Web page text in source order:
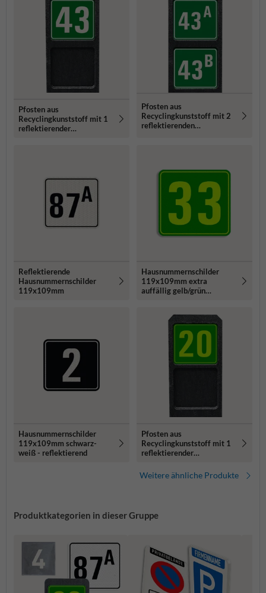
Pfosten aus
Recyclingkunststoff mit 1
reflektierender
Pfosten aus
Recyclingkunststoff mit 2
reflektierenden
Reflektierende
Hausnummernschilder
119x109mm
Hausnummernschilder
119x109mm extra
auffällig gelb/grün
Hausnummernschilder
119x109mm schwarz-
weiß - reflektierend
Pfosten aus
Recyclingkunststoff mit 1
reflektierender
Weitere ähnliche Produkte
Produktkategorien in dieser Gruppe